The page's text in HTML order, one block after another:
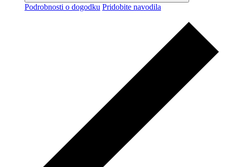
Podrobnosti o dogodku Pridobite navodila